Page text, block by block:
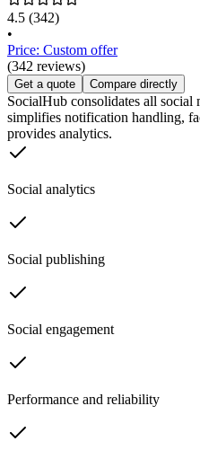
4.5 (342)
•
Price: Custom offer
(342 reviews)
Get a quote Compare directly
SocialHub consolidates all social
simplifies notification handling,
provides analytics.
Social analytics
Social publishing
Social engagement
Performance and reliability